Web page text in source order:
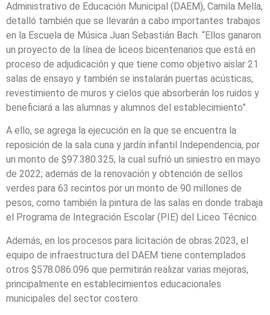
Administrativo de Educación Municipal (DAEM), Camila Mella,
detalló también que se llevarán a cabo importantes trabajos
en la Escuela de Música Juan Sebastián Bach. “Ellos ganaron
un proyecto de la línea de liceos bicentenarios que está en
proceso de adjudicación y que tiene como objetivo aislar 21
salas de ensayo y también se instalarán puertas acústicas,
revestimiento de muros y cielos que absorberán los ruidos y
beneficiará a las alumnas y alumnos del establecimiento”.
A ello, se agrega la ejecución en la que se encuentra la
reposición de la sala cuna y jardín infantil Independencia, por
un monto de $97.380.325, la cual sufrió un siniestro en mayo
de 2022; además de la renovación y obtención de sellos
verdes para 63 recintos por un monto de 90 millones de
pesos, como también la pintura de las salas en donde trabaja
el Programa de Integración Escolar (PIE) del Liceo Técnico.
Además, en los procesos para licitación de obras 2023, el
equipo de infraestructura del DAEM tiene contemplados
otros $578.086.096 que permitirán realizar varias mejoras,
principalmente en establecimientos educacionales
municipales del sector costero.